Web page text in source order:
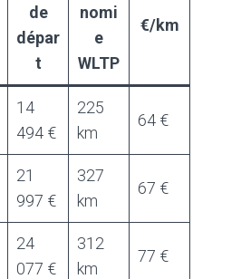
de
dépar
t
nomi
e
WLTP
€/km
14
494 €
225
km
64 €
21
997 €
327
km
67 €
24
077 €
312
km
77 €